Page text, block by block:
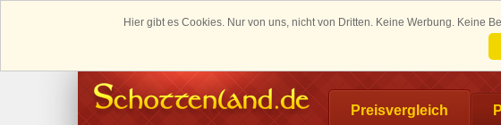
Hier gibt es Cookies. Nur von uns, nicht von Dritten. Keine Werbung. Keine
Preisvergleich